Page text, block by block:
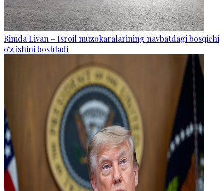
Rimda Livan – Isroil muzokaralarining navbatdagi bosqichi
o‘z ishini boshladi